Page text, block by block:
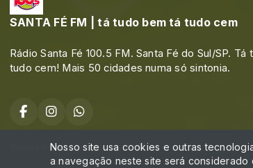
SANTA FÉ FM | tá tudo bem tá tudo cem
Rádio Santa Fé 100.5 FM. Santa Fé do Sul/SP. Tá
tudo cem! Mais 50 cidades numa só sintonia.
Todos os direitos reservados.
Nosso site usa cookies e outras
a navegação neste site será